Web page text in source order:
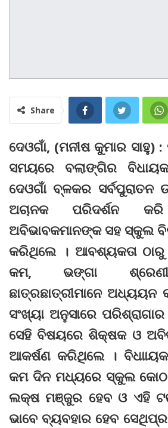
Share
ଦେଓଗାଁ, (ମନୀଷ କୁମାର ସାହୁ)
ସମୟରେ ବଲାଙ୍ଗିର
ଦେଓଗାଁ ବ୍ଳକର
ଅଚାନକ ପରିଦର୍ଶନ
ଅବିଭାବକମାନଙ୍କ ସହ ସ୍କୁଲ
କରିଥିଲେ । ଆବଶ୍ୟକତା ଠାରୁ
କମ, ଭଙ୍ଗା ଶ୍ରେଣୀ
ଛାତ୍ରଛାତ୍ରୀମାନେ ଅଧ୍ୟୟନ
ସଂଖ୍ୟା ଅନୁସାରେ
ସେହି ବିଷୟରେ ଶିକ୍ଷକ ଓ
ଆକର୍ଷଣ କରିଥିଲେ ।
କମ ଦିନ ମଧ୍ୟରେ ସ୍କୁଲ
ଲକ୍ଷ ମଞ୍ଜୁର ହେବ ଓ ଏହି
ଭାବେ ବ୍ୟବହାର ହେବ